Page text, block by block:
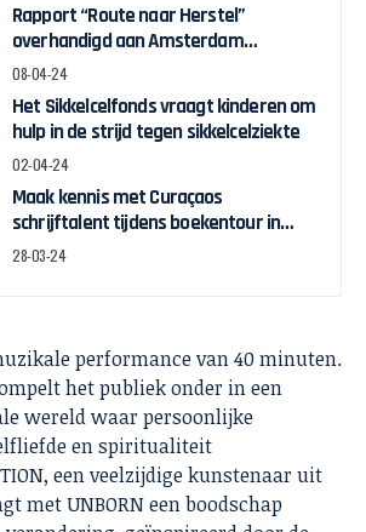
Rapport “Route naar Herstel”
overhandigd aan Amsterdam
Wethouder Touria Meliani
08-04-24
Het Sikkelcelfonds vraagt kinderen om
hulp in de strijd tegen sikkelcelziekte
02-04-24
Maak kennis met Curaçaos
schrijftalent tijdens boekentour in
april
28-03-24
performance van 40 minuten.
het publiek onder in een
wereld waar persoonlijke
en spiritualiteit
een veelzijdige kunstenaar uit
met UNBORN een boodschap